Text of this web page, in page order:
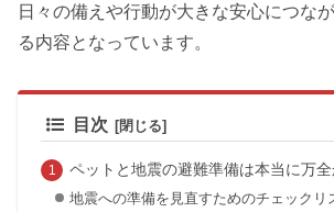
日々の備えや行動が大きな安心につな
る内容となっています。
目次
ペットと地震の避難準備は本当に万
地震への準備を見直すためのチェックリ